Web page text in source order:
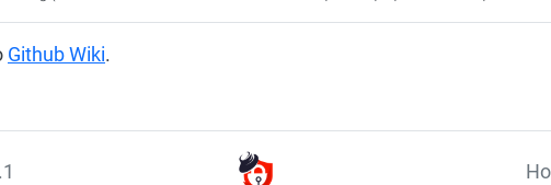
Github Wiki.